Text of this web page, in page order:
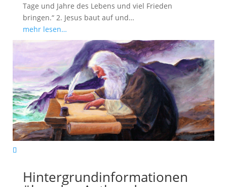
Tage und Jahre des Lebens und viel Frieden
bringen.“ 2. Jesus baut auf und…
mehr lesen…
Hintergrundinformationen